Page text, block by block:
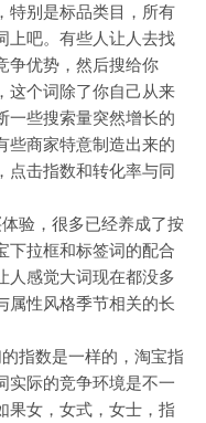
特别是标品类目，所有
上吧。有些人让人去找
争优势，然后搜给你
这个词除了你自己从来
一些搜索量突然增长的
些商家特意制造出来的
点击指数和转化率与同
验，很多已经养成了按
下拉框和标签词的配合
人感觉大词现在都没多
属性风格季节相关的长
指数是一样的，淘宝指
实际的竞争环境是不一
果女，女式，女士，指